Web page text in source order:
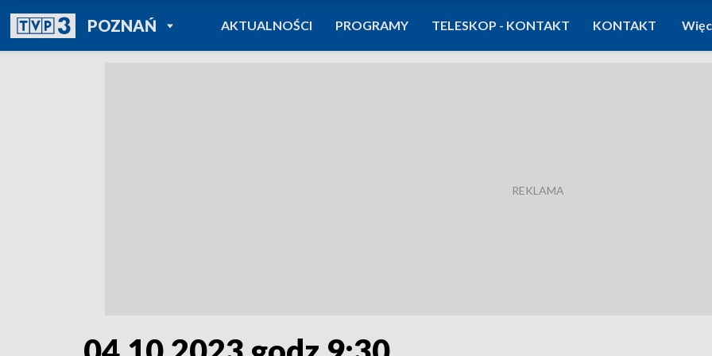
POZNAŃPOWRÓT DO
TVP REGIONY
AKTUALNOŚCI PROGRAMY TELESKOP - KONTAKT KONTAKT